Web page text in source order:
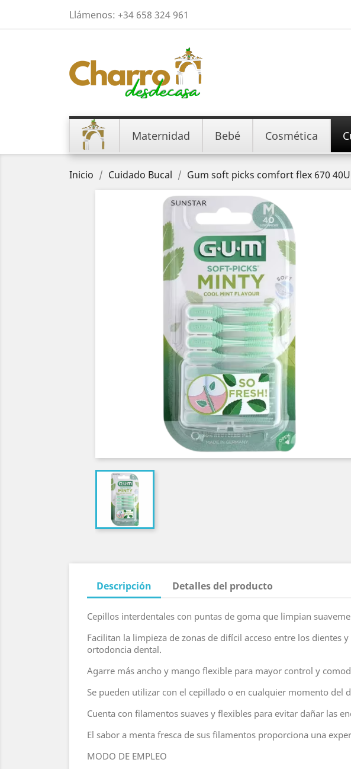
Llámenos: +34 658 324 961
Maternidad Bebé Cosmética
Inicio Cuidado Bucal Gum soft picks comfort flex 670
Descripción Detalles del producto
Cepillos interdentales con puntas de goma que limpian
Facilitan la limpieza de zonas de difícil acceso entre los dientes
ortodoncia dental.
Agarre más ancho y mango flexible para mayor control y
Se pueden utilizar con el cepillado o en cualquier momento del
Cuenta con filamentos suaves y flexibles para evitar dañar las
El sabor a menta fresca de sus filamentos proporciona una
MODO DE EMPLEO